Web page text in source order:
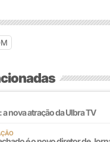
a nova atração da Ulbra TV